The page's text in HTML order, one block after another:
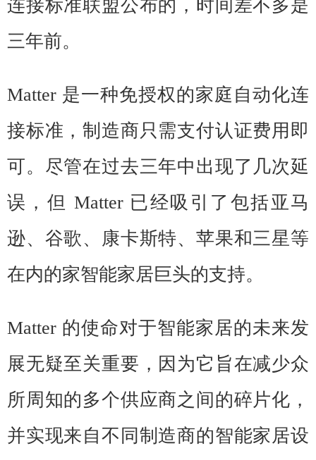
连接标准联盟公布的，时间差不多是
三年前。
Matter 是一种免授权的家庭自动化连
接标准，制造商 只需支付认证费用即
可。 尽管在过去三年中出现了几次延
误，但 Matter 已经吸引了包括亚马
逊、谷歌、康卡斯特、苹果和三星等
在内的家智能家居巨头的支持。
Matter 的使命对于智能家居的未来发
展无疑至关重要，因为它旨在减少众
所周知的多个供应商之间的碎片化，
并实现来自不同制造商的智能家居设